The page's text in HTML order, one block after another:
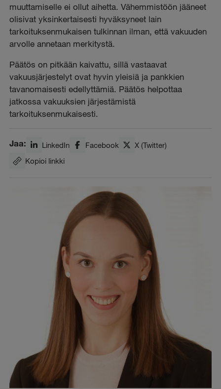
muuttamiselle ei ollut aihetta. Vähemmistöön jääneet
olisivat yksinkertaisesti hyväksyneet lain
tarkoituksenmukaisen tulkinnan ilman, että vakuuden
arvolle annetaan merkitystä.
Päätös on pitkään kaivattu, sillä vastaavat
vakuusjärjestelyt ovat hyvin yleisiä ja pankkien
tavanomaisesti edellyttämiä. Päätös helpottaa
jatkossa vakuuksien järjestämistä
tarkoituksenmukaisesti.
Jaa: LinkedIn Facebook
X (Twitter)
Kopioi linkki